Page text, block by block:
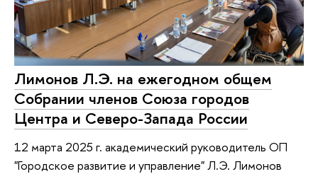
Лимонов Л.Э. на ежегодном общем
Собрании членов Союза городов
Центра и Северо-Запада России
12 марта 2025 г. академический руководитель ОП
"Городское развитие и управление" Л.Э. Лимонов